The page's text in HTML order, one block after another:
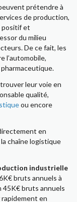
prétendre à
de production,
positif et
du milieu
De ce fait, les
l’automobile,
pharmaceutique.
leur voie en
qualité,
ou encore
en
chaîne logistique
industrielle
bruts annuels à
45K€ bruts annuels
en